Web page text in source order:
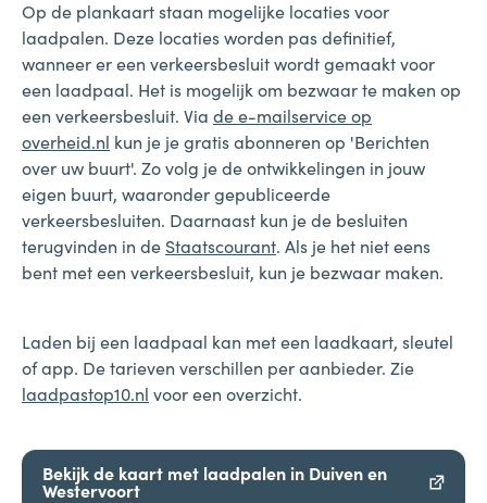
Op de plankaart staan mogelijke locaties voor
laadpalen. Deze locaties worden pas definitief,
wanneer er een verkeersbesluit wordt gemaakt voor
een laadpaal. Het is mogelijk om bezwaar te maken op
een verkeersbesluit. Via de e-mailservice op
overheid.nl kun je je gratis abonneren op 'Berichten
over uw buurt'. Zo volg je de ontwikkelingen in jouw
eigen buurt, waaronder gepubliceerde
verkeersbesluiten. Daarnaast kun je de besluiten
terugvinden in de Staatscourant. Als je het niet eens
bent met een verkeersbesluit, kun je bezwaar maken.
Laden bij een laadpaal kan met een laadkaart, sleutel
of app. De tarieven verschillen per aanbieder. Zie
laadpastop10.nl voor een overzicht.
Bekijk de kaart met laadpalen in Duiven en
Westervoort